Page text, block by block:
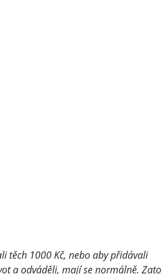
těch 1000 Kč, nebo aby přidávali
a odváděli, mají se normálně. Zato